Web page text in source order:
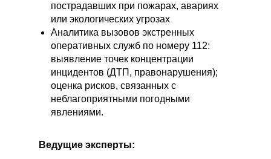
пострадавших при пожарах, авариях
или экологических угрозах
Аналитика вызовов экстренных
оперативных служб по номеру 112:
выявление точек концентрации
инцидентов (ДТП, правонарушения);
оценка рисков, связанных с
неблагоприятными погодными
явлениями.
Ведущие эксперты: